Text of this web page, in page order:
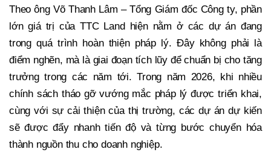
Theo ông Võ Thanh Lâm – Tổng Giám đốc Công ty, phần
lớn giá trị của TTC Land hiện nằm ở các dự án đang
trong quá trình hoàn thiện pháp lý. Đây không phải là
điểm nghẽn, mà là giai đoạn tích lũy để chuẩn bị cho tăng
trưởng trong các năm tới. Trong năm 2026, khi nhiều
chính sách tháo gỡ vướng mắc pháp lý được triển khai,
cùng với sự cải thiện của thị trường, các dự án dự kiến
sẽ được đẩy nhanh tiến độ và từng bước chuyển hóa
thành nguồn thu cho doanh nghiệp.